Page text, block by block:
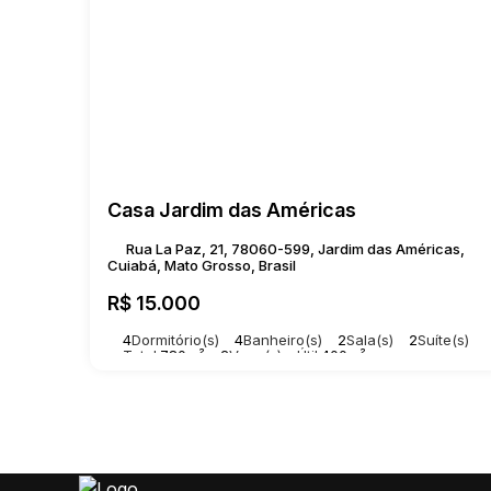
Casa Jardim das Américas
R$ 15.000
Rua La Paz, 21, 78060-599, Jardim das Américas,
Cuiabá, Mato Grosso, Brasil
4Dormitório(s) 4Banheiro(s) 2Sala(s) 2Suíte(s)
Total: 780m² 2Vaga(s) Útil: 400m²